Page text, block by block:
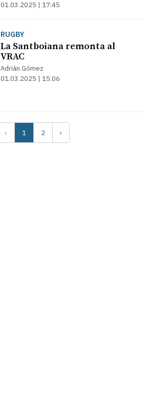
01.03.2025 | 17:45
RUGBY
La Santboiana remonta al
VRAC
Adrián Gómez
01.03.2025 | 15:06
‹ 1 2 ›